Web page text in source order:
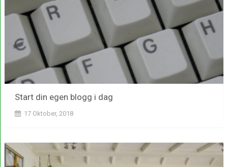
Start din egen blogg i dag
17 Oktober, 2018